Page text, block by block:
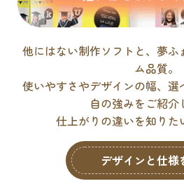
他にはない制作ソフトと、夢
ム品質。
使いやすさやデザインの幅、
自の強みをご紹介
仕上がりの違いを知りた
デザインと仕様